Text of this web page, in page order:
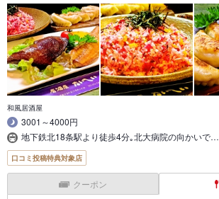
和風居酒屋
3001～4000円
地下鉄北18条駅より徒歩4分｡北大病院の向かいで…
口コミ投稿特典対象店
クーポン